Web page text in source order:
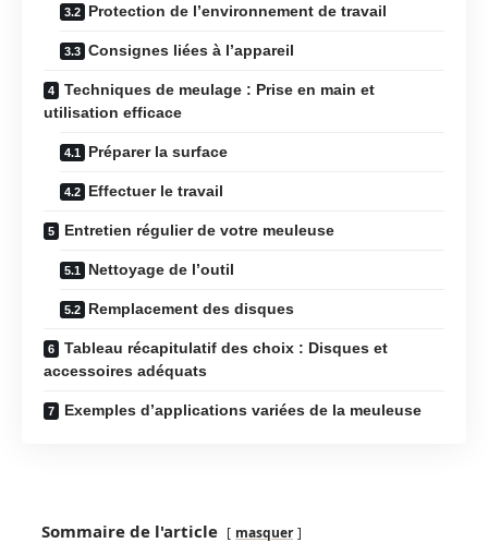
Protection de l’environnement de travail
Consignes liées à l’appareil
Techniques de meulage : Prise en main et
utilisation efficace
Préparer la surface
Effectuer le travail
Entretien régulier de votre meuleuse
Nettoyage de l’outil
Remplacement des disques
Tableau récapitulatif des choix : Disques et
accessoires adéquats
Exemples d’applications variées de la meuleuse
Sommaire de l'article masquer